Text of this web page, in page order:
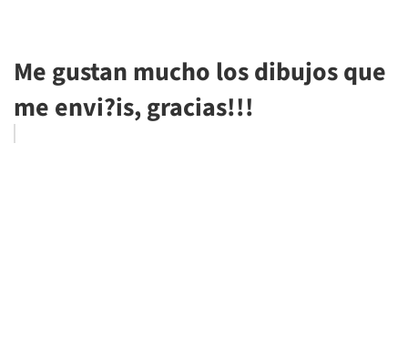
Me gustan mucho los dibujos que
me envi?is, gracias!!!